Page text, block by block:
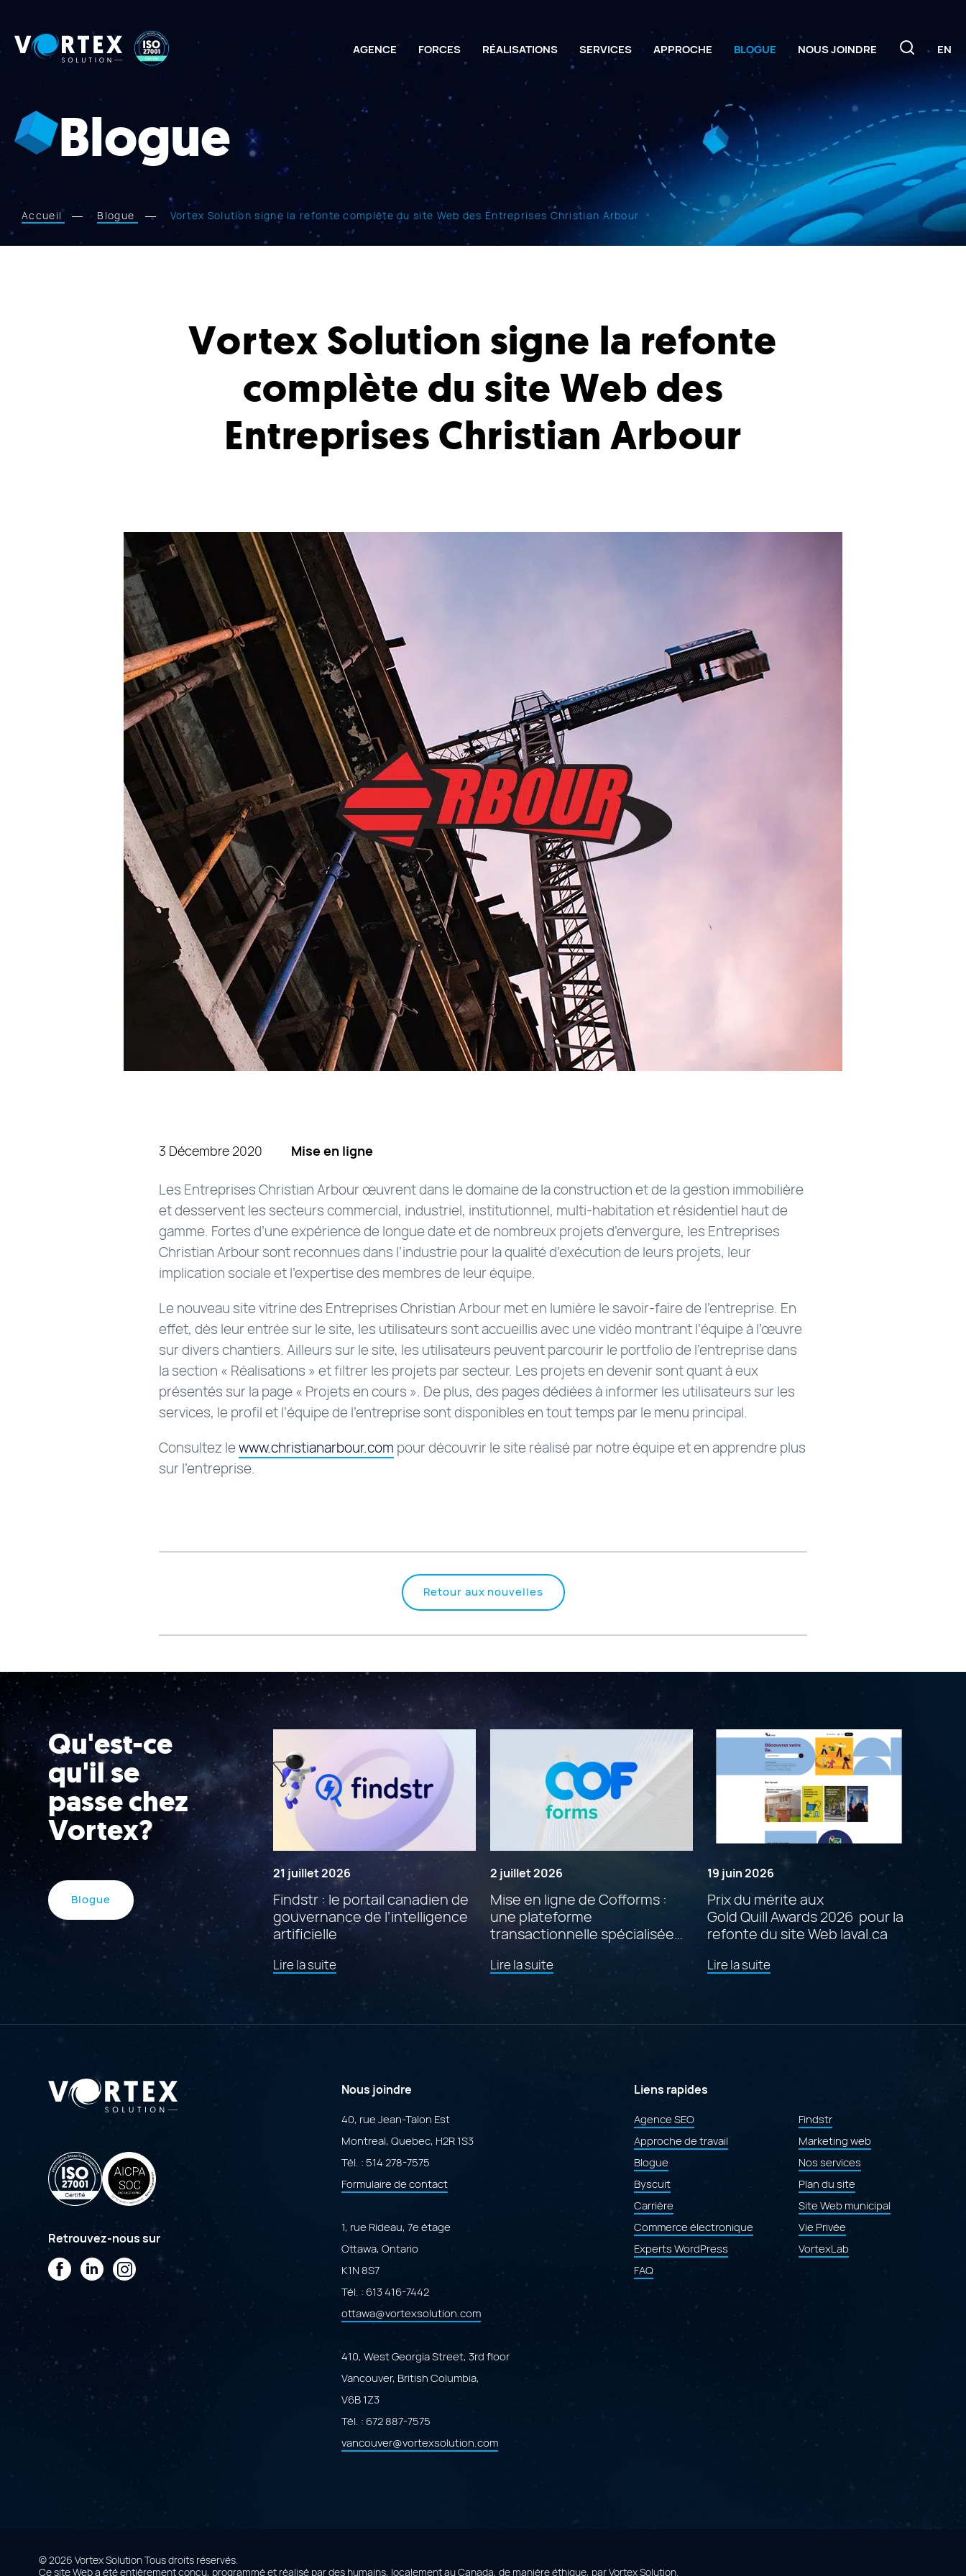
Vortex
Solution AGENCE FORCES RÉALISATIONS SERVICES APPROCHE BLOGUE NOUS JOINDRE EN
Blogue
Accueil Blogue Vortex Solution signe la refonte complète du site Web des Entreprises Christian Arbour
Vortex Solution signe la refonte
complète du site Web des
Entreprises Christian Arbour
3 Décembre 2020 Mise en ligne
Les Entreprises Christian Arbour œuvrent dans le domaine de la construction et de la gestion immobilière
et desservent les secteurs commercial, industriel, institutionnel, multi-habitation et résidentiel haut de
gamme. Fortes d’une expérience de longue date et de nombreux projets d’envergure, les Entreprises
Christian Arbour sont reconnues dans l’industrie pour la qualité d’exécution de leurs projets, leur
implication sociale et l’expertise des membres de leur équipe.
Le nouveau site vitrine des Entreprises Christian Arbour met en lumière le savoir-faire de l’entreprise. En
effet, dès leur entrée sur le site, les utilisateurs sont accueillis avec une vidéo montrant l’équipe à l’œuvre
sur divers chantiers. Ailleurs sur le site, les utilisateurs peuvent parcourir le portfolio de l’entreprise dans
la section « Réalisations » et filtrer les projets par secteur. Les projets en devenir sont quant à eux
présentés sur la page « Projets en cours ». De plus, des pages dédiées à informer les utilisateurs sur les
services, le profil et l’équipe de l’entreprise sont disponibles en tout temps par le menu principal.
Consultez lewww.christianarbour.com pour découvrir le site réalisé par notre équipe et en apprendre plus
sur l’entreprise.
Retour aux nouvelles
Qu'est-ce
qu'il se
passe chez
Vortex?
Blogue
21 juillet 2026
Findstr : le portail canadien de
gouvernance de l’intelligence
artificielle
Lire la suitede
l'article
de
l’intelligence
artificielle"
2 juillet 2026
Mise en ligne de Cofforms :
une plateforme
transactionnelle spécialisée
propulsée par Adobe
ColdFusion
Lire la suitede
l'article
"Mise
en
19 juin 2026
Prix du mérite aux
Gold Quill Awards 2026 pour la
refonte du site Web laval.ca
Lire la suitede
l'article
laval.ca"
Retrouvez-nous sur
FacebookLinkedIn
Instagram
Nous joindre
40, rue Jean-Talon Est
Montreal, Quebec, H2R 1S3
Tél. : 514 278-7575
Formulaire de contact
1, rue Rideau, 7e étage
Ottawa, Ontario
K1N 8S7
Tél. : 613 416-7442
ottawa@vortexsolution.com
410, West Georgia Street, 3rd floor
Vancouver, British Columbia,
V6B 1Z3
Tél. : 672 887-7575
vancouver@vortexsolution.com
Liens rapides
Agence SEO
Approche de travail
Blogue
Byscuit
Carrière
Commerce électronique
Experts WordPress
FAQ
Findstr
Marketing web
Nos services
Plan du site
Site Web municipal
Vie Privée
VortexLab
© 2026 Vortex SolutionTous droits réservés.
Ce site Web a été entièrement conçu, programmé et réalisé par des humains, localement au Canada, de manière éthique, parVortex Solution.